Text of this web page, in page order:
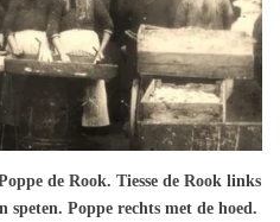
de Rook. Tiesse de Rook links
speten. Poppe rechts met de hoed.